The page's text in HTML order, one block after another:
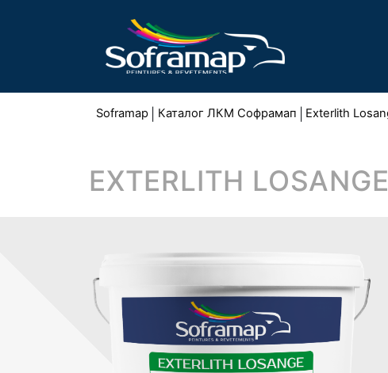
Soframap Каталог ЛКМ Софрамап Exterlith
EXTERLITH